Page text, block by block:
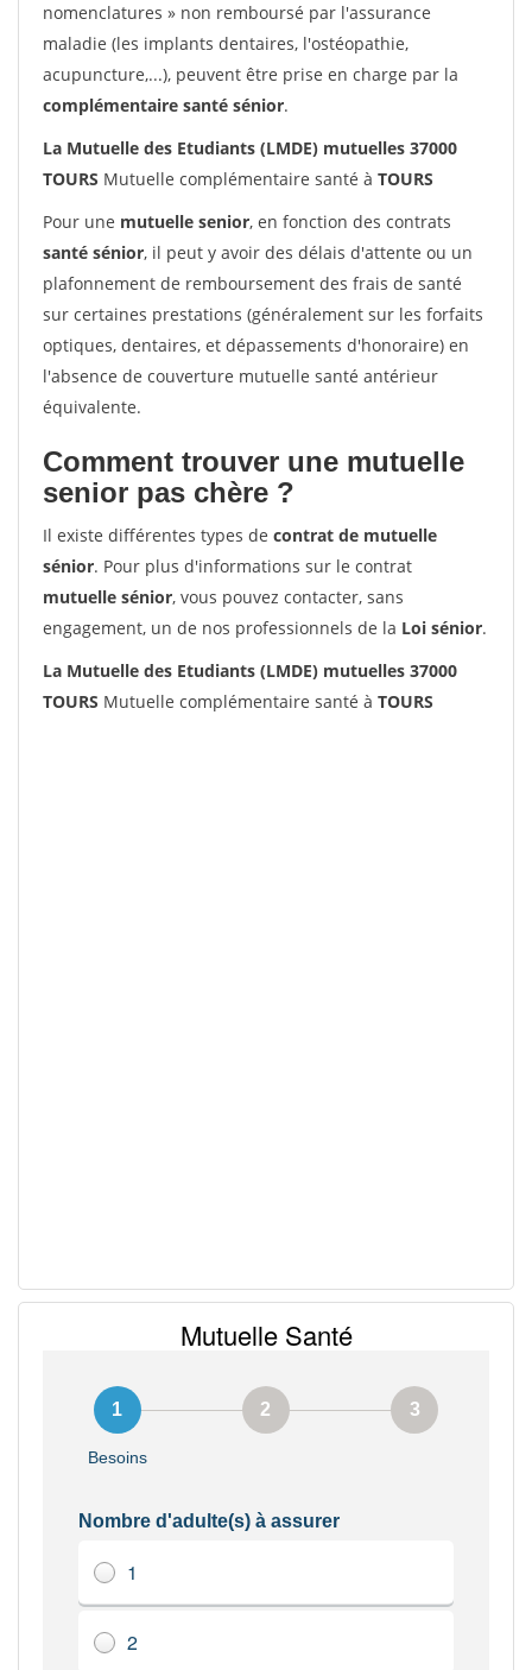
nomenclatures » non remboursé par l'assurance
maladie (les implants dentaires, l'ostéopathie,
acupuncture,...), peuvent être prise en charge par la
complémentaire santé sénior.
La Mutuelle des Etudiants (LMDE) mutuelles 37000
TOURS Mutuelle complémentaire santé à TOURS
Pour une mutuelle senior, en fonction des contrats
santé sénior, il peut y avoir des délais d'attente ou un
plafonnement de remboursement des frais de santé
sur certaines prestations (généralement sur les forfaits
optiques, dentaires, et dépassements d'honoraire) en
l'absence de couverture mutuelle santé antérieur
équivalente.
Comment trouver une mutuelle
senior pas chère ?
Il existe différentes types de contrat de mutuelle
sénior. Pour plus d'informations sur le contrat
mutuelle sénior, vous pouvez contacter, sans
engagement, un de nos professionnels de la Loi sénior.
La Mutuelle des Etudiants (LMDE) mutuelles 37000
TOURS Mutuelle complémentaire santé à TOURS